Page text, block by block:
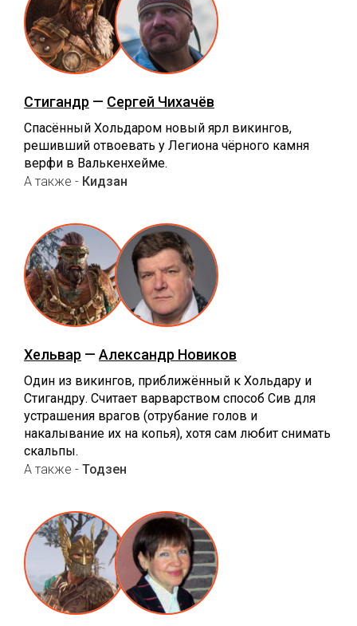
Стигандр — Сергей Чихачёв
Спасённый Хольдаром новый ярл викингов,
решивший отвоевать у Легиона чёрного камня
верфи в Валькенхейме.
А также - Кидзан
Хельвар — Александр Новиков
Один из викингов, приближённый к Хольдару и
Стигандру. Считает варварством способ Сив для
устрашения врагов (отрубание голов и
накалывание их на копья), хотя сам любит снимать
скальпы.
А также - Тодзен